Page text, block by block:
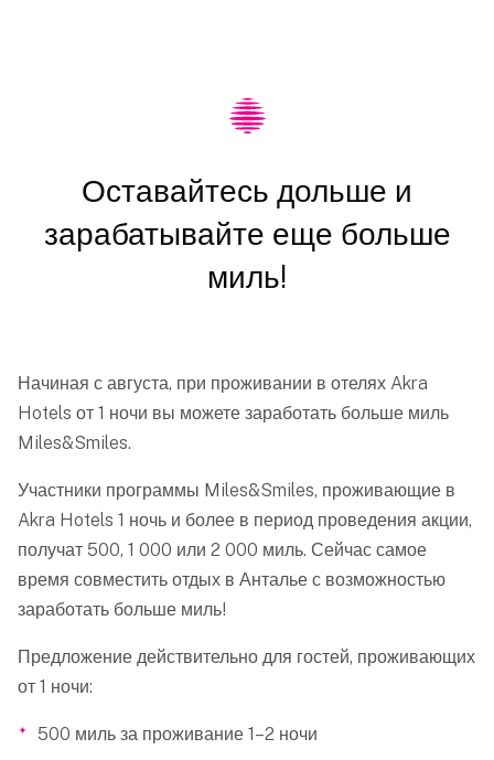
Оставайтесь дольше и
зарабатывайте еще больше
миль!
Начиная с августа, при проживании в отелях Akra
Hotels от 1 ночи вы можете заработать больше миль
Miles&Smiles.
Участники программы Miles&Smiles, проживающие в
Akra Hotels 1 ночь и более в период проведения акции,
получат 500, 1 000 или 2 000 миль. Сейчас самое
время совместить отдых в Анталье с возможностью
заработать больше миль!
Предложение действительно для гостей, проживающих
от 1 ночи:
500 миль за проживание 1–2 ночи